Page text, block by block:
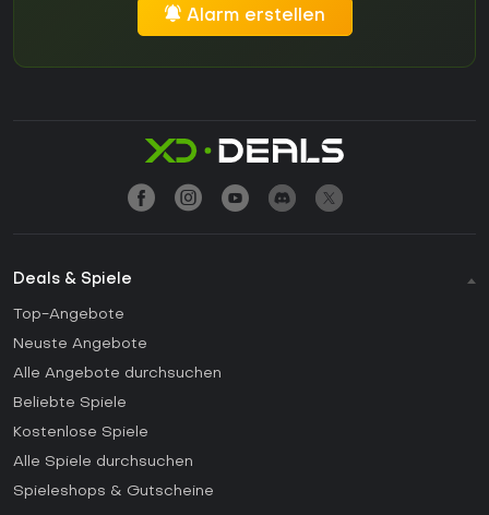
Alarm erstellen
Deals & Spiele
Top-Angebote
Neuste Angebote
Alle Angebote durchsuchen
Beliebte Spiele
Kostenlose Spiele
Alle Spiele durchsuchen
Spieleshops & Gutscheine